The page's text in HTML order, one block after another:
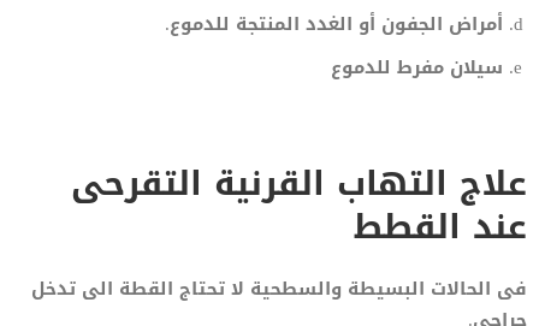
أمراض الجفون أو الغدد المنتجة للدموع.
سيلان مفرط للدموع
علاج التهاب القرنية التقرحى
عند القطط
فى الحالات البسيطة والسطحية لا تحتاج القطة الى تدخل